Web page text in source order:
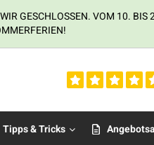
GESCHLOSSEN. VOM 10.
Tipps & Tricks